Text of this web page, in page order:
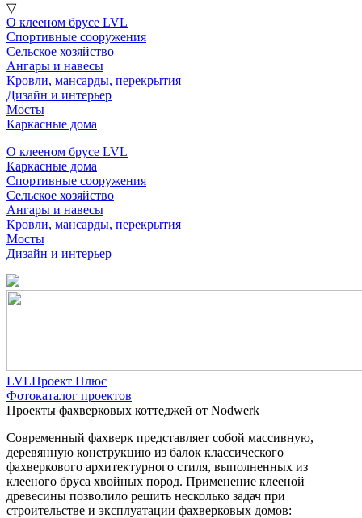
▽
О клееном брусе LVL
Спортивные сооружения
Сельское хозяйство
Ангары и навесы
Кровли, мансарды, перекрытия
Дизайн и интерьер
Мосты
Каркасные дома
О клееном брусе LVL
Каркасные дома
Спортивные сооружения
Сельское хозяйство
Ангары и навесы
Кровли, мансарды, перекрытия
Мосты
Дизайн и интерьер
LVLПроект Плюс
Фотокаталог проектов
Проекты фахверковых коттеджей от Nodwerk
Современный фахверк представляет собой массивную,
деревянную конструкцию из балок классического
фахверкового архитектурного стиля, выполненных из
клееного бруса хвойных пород. Применение клееной
древесины позволило решить несколько задач при
строительстве и эксплуатации фахверковых домов: